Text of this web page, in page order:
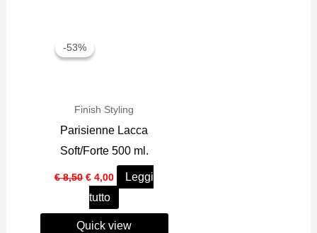
-53%
-53%
Finish Styling
Parisienne Lacca
Soft/Forte 500 ml.
€8,50 Il
prezzo
originale
era:
€ 8,50.
€ 4,00
prezzo
è:
€ 4,00.
Leggi
tutto
Quick view